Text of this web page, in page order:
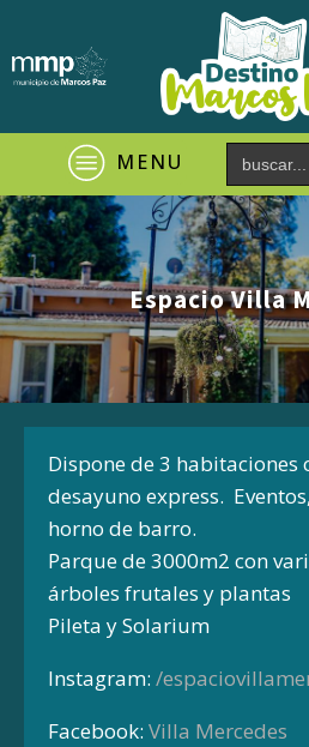
MENU Search
for:
Espacio Villa
Dispone de 3 habitaciones
desayuno express.
horno de barro.
Parque de 3000m2 con
árboles frutales y plantas
Pileta y Solarium
Instagram: /
Facebook: Villa Mercedes